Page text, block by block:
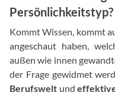
Persönlichkeitstyp?
Kommt Wissen, kommt
angeschaut haben,
außen wie innen
der Frage gewidmet
Berufswelt und